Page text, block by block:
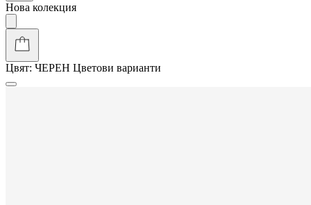
Нова колекция
Цвят: ЧЕРЕН Цветови варианти